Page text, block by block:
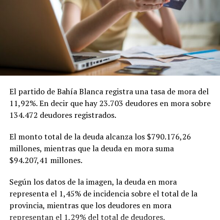
La investigación estuvo a cargo del doctor Juan Facundo
Chrestia y la doctora Cecilia Bouzat del Instituto de
Investigaciones Bioquímicas de Bahía Blanca (INIBIBB),
dependiente de la Universidad Nacional del Sur (UNS) y
el CONICET, y colaboradores internacionales de la
Universidad de Oxford y Oxford Brookes en
National Academy of Sciences),una de las revistas
científicas de mayor prestigio internacional. Editada por
la Academia Nacional de Ciencias de los Estados Unidos,
suele incluir investigaciones de alto impacto y ubicadas
en la frontera de los avances científicos.
El partido de Bahía Blanca registra una tasa de mora del
11,92%. En decir que hay 23.703 deudores en mora sobre
134.472 deudores registrados.
El monto total de la deuda alcanza los $790.176,26
millones, mientras que la deuda en mora suma
$94.207,41 millones.
Según los datos de la imagen, la deuda en mora
representa el 1,45% de incidencia sobre el total de la
provincia, mientras que los deudores en mora
representan el 1,29% del total de deudores.